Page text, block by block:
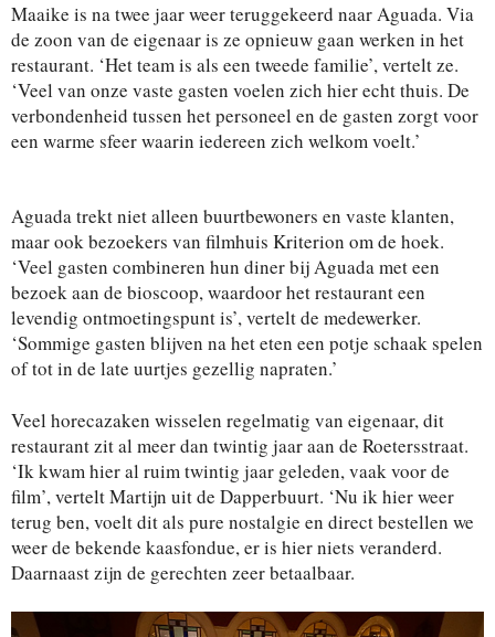
Maaike is na twee jaar weer teruggekeerd naar Aguada. Via
de zoon van de eigenaar is ze opnieuw gaan werken in het
restaurant. ‘Het team is als een tweede familie’, vertelt ze.
‘Veel van onze vaste gasten voelen zich hier echt thuis. De
verbondenheid tussen het personeel en de gasten zorgt voor
een warme sfeer waarin iedereen zich welkom voelt.’
Aguada trekt niet alleen buurtbewoners en vaste klanten,
maar ook bezoekers van filmhuis Kriterion om de hoek.
‘Veel gasten combineren hun diner bij Aguada met een
bezoek aan de bioscoop, waardoor het restaurant een
levendig ontmoetingspunt is’, vertelt de medewerker.
‘Sommige gasten blijven na het eten een potje schaak spelen
of tot in de late uurtjes gezellig napraten.’
Veel horecazaken wisselen regelmatig van eigenaar, dit
restaurant zit al meer dan twintig jaar aan de Roetersstraat.
‘Ik kwam hier al ruim twintig jaar geleden, vaak voor de
film’, vertelt Martijn uit de Dapperbuurt. ‘Nu ik hier weer
terug ben, voelt dit als pure nostalgie en direct bestellen we
weer de bekende kaasfondue, er is hier niets veranderd.
Daarnaast zijn de gerechten zeer betaalbaar.